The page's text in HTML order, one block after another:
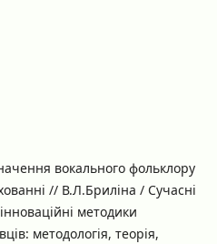
вокального фольклору
// В.Л.Бриліна / Сучасні
методики
методологія, теорія,